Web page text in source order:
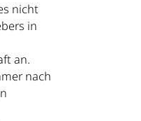
nicht
in
an.
nach